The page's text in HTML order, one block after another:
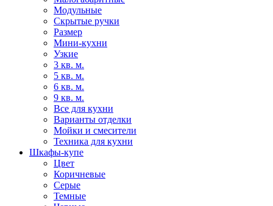
Модульные
Скрытые ручки
Размер
Мини-кухни
Узкие
3 кв. м.
5 кв. м.
6 кв. м.
9 кв. м.
Все для кухни
Варианты отделки
Мойки и смесители
Техника для кухни
Шкафы-купе
Цвет
Коричневые
Серые
Темные